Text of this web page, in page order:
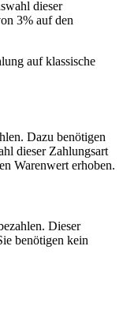
dieser
3% auf den
auf klassische
Dazu benötigen
dieser Zahlungsart
Warenwert erhoben.
Dieser
benötigen kein